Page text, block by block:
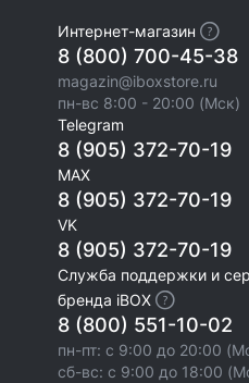
Интернет-магазин
8 (800) 700-45-38
magazin@iboxstore.ru
пн-вс 8:00 - 20:00 (Мск)
Telegram
8 (905) 372-70-19
MAX
8 (905) 372-70-19
VK
8 (905) 372-70-19
Служба поддержки и
бренда iBOX
8 (800) 551-10-02
пн-пт: с 9:00 до 20:00
сб-вс: с 9:00 до 18:00